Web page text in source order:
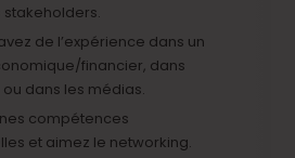
de l’expérience dans un
financier, dans
dans les médias.
compétences
et aimez le networking.